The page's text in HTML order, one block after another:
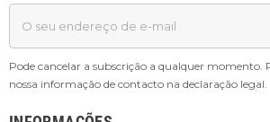
Pode cancelar a subscrição a qualquer momento.
nossa informação de contacto na declaração legal.